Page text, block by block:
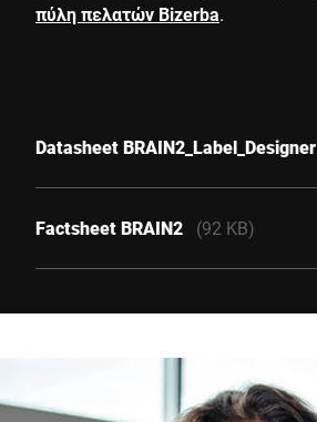
πύλη πελατών Bizerba.
Datasheet BRAIN2_Label_Designer
Factsheet BRAIN2 (92 KB)